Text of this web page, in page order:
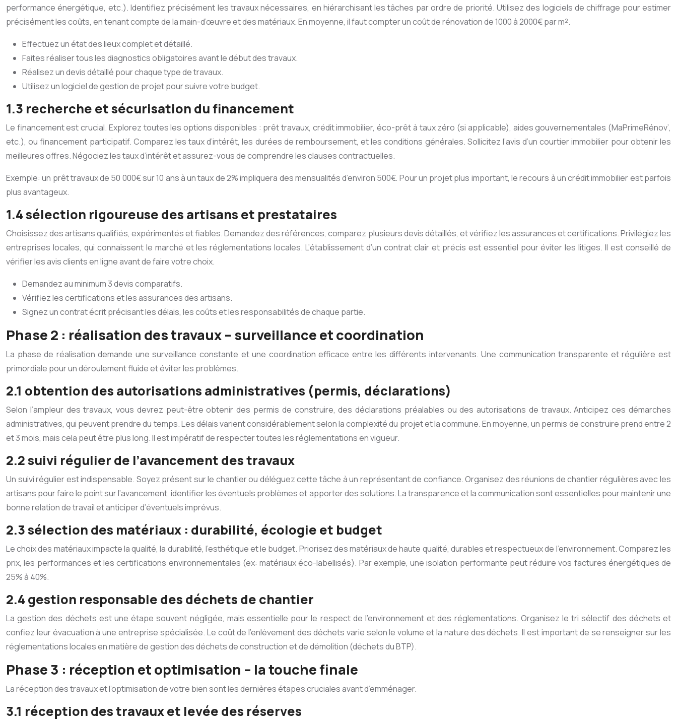
performance énergétique, etc.). Identifiez précisément les travaux nécessaires, en hiérarchisant les tâches par ordre de priorité. Utilisez des logiciels de chiffrage pour estimer
précisément les coûts, en tenant compte de la main-d’œuvre et des matériaux. En moyenne, il faut compter un coût de rénovation de 1000 à 2000€ par m².
Effectuez un état des lieux complet et détaillé.
Faites réaliser tous les diagnostics obligatoires avant le début des travaux.
Réalisez un devis détaillé pour chaque type de travaux.
Utilisez un logiciel de gestion de projet pour suivre votre budget.
1.3 recherche et sécurisation du financement
Le financement est crucial. Explorez toutes les options disponibles : prêt travaux, crédit immobilier, éco-prêt à taux zéro (si applicable), aides gouvernementales (MaPrimeRénov’,
etc.), ou financement participatif. Comparez les taux d’intérêt, les durées de remboursement, et les conditions générales. Sollicitez l’avis d’un courtier immobilier pour obtenir les
meilleures offres. Négociez les taux d’intérêt et assurez-vous de comprendre les clauses contractuelles.
Exemple: un prêt travaux de 50 000€ sur 10 ans à un taux de 2% impliquera des mensualités d’environ 500€. Pour un projet plus important, le recours à un crédit immobilier est parfois
plus avantageux.
1.4 sélection rigoureuse des artisans et prestataires
Choisissez des artisans qualifiés, expérimentés et fiables. Demandez des références, comparez plusieurs devis détaillés, et vérifiez les assurances et certifications. Privilégiez les
entreprises locales, qui connaissent le marché et les réglementations locales. L’établissement d’un contrat clair et précis est essentiel pour éviter les litiges. Il est conseillé de
vérifier les avis clients en ligne avant de faire votre choix.
Demandez au minimum 3 devis comparatifs.
Vérifiez les certifications et les assurances des artisans.
Signez un contrat écrit précisant les délais, les coûts et les responsabilités de chaque partie.
Phase 2 : réalisation des travaux – surveillance et coordination
La phase de réalisation demande une surveillance constante et une coordination efficace entre les différents intervenants. Une communication transparente et régulière est
primordiale pour un déroulement fluide et éviter les problèmes.
2.1 obtention des autorisations administratives (permis, déclarations)
Selon l’ampleur des travaux, vous devrez peut-être obtenir des permis de construire, des déclarations préalables ou des autorisations de travaux. Anticipez ces démarches
administratives, qui peuvent prendre du temps. Les délais varient considérablement selon la complexité du projet et la commune. En moyenne, un permis de construire prend entre 2
et 3 mois, mais cela peut être plus long. Il est impératif de respecter toutes les réglementations en vigueur.
2.2 suivi régulier de l’avancement des travaux
Un suivi régulier est indispensable. Soyez présent sur le chantier ou déléguez cette tâche à un représentant de confiance. Organisez des réunions de chantier régulières avec les
artisans pour faire le point sur l’avancement, identifier les éventuels problèmes et apporter des solutions. La transparence et la communication sont essentielles pour maintenir une
bonne relation de travail et anticiper d’éventuels imprévus.
2.3 sélection des matériaux : durabilité, écologie et budget
Le choix des matériaux impacte la qualité, la durabilité, l’esthétique et le budget. Priorisez des matériaux de haute qualité, durables et respectueux de l’environnement. Comparez les
prix, les performances et les certifications environnementales (ex: matériaux éco-labellisés). Par exemple, une isolation performante peut réduire vos factures énergétiques de
25% à 40%.
2.4 gestion responsable des déchets de chantier
La gestion des déchets est une étape souvent négligée, mais essentielle pour le respect de l’environnement et des réglementations. Organisez le tri sélectif des déchets et
confiez leur évacuation à une entreprise spécialisée. Le coût de l’enlèvement des déchets varie selon le volume et la nature des déchets. Il est important de se renseigner sur les
réglementations locales en matière de gestion des déchets de construction et de démolition (déchets du BTP).
Phase 3 : réception et optimisation – la touche finale
La réception des travaux et l’optimisation de votre bien sont les dernières étapes cruciales avant d’emménager.
3.1 réception des travaux et levée des réserves